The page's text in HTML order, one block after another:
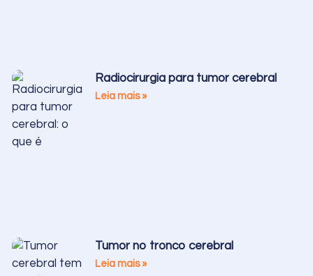
Radiocirurgia para tumor cerebral
Leia mais »
Tumor no tronco cerebral
Leia mais »